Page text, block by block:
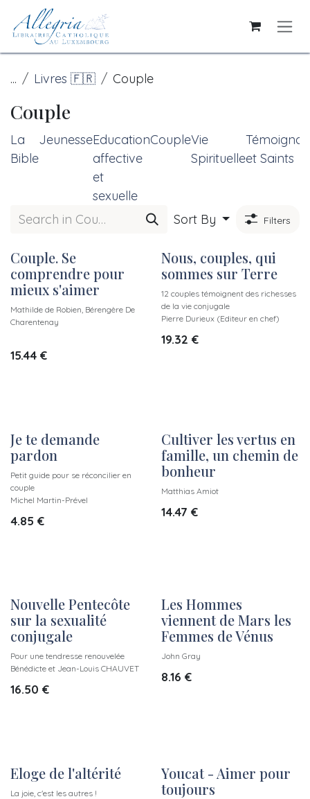
Skip to Content
... Livres 🇫🇷 Couple
Couple
La
Bible
JeunesseEducation
affective
et
sexuelle
CoupleVie
Spirituelleet Saints
Sort By Filters
Couple. Se
comprendre pour
mieux s'aimer
Mathilde de Robien, Bérengère De
Charentenay
15.44 €
Nous, couples, qui
sommes sur Terre
12 couples témoignent des richesses
de la vie conjugale
Pierre Durieux (Editeur en chef)
19.32 €
Je te demande
pardon
Petit guide pour se réconcilier en
couple
Michel Martin-Prével
4.85 €
Cultiver les vertus en
famille, un chemin de
bonheur
Matthias Amiot
14.47 €
Nouvelle Pentecôte
sur la sexualité
conjugale
Pour une tendresse renouvelée
Bénédicte et Jean-Louis CHAUVET
16.50 €
Les Hommes
viennent de Mars les
Femmes de Vénus
John Gray
8.16 €
Eloge de l'altérité
La joie, c'est les autres !
Youcat - Aimer pour
toujours